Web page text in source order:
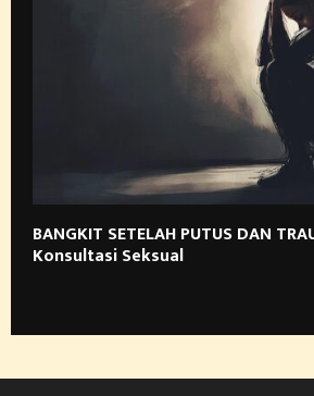
BANGKIT SETELAH PUTUS DAN
Konsultasi Seksual